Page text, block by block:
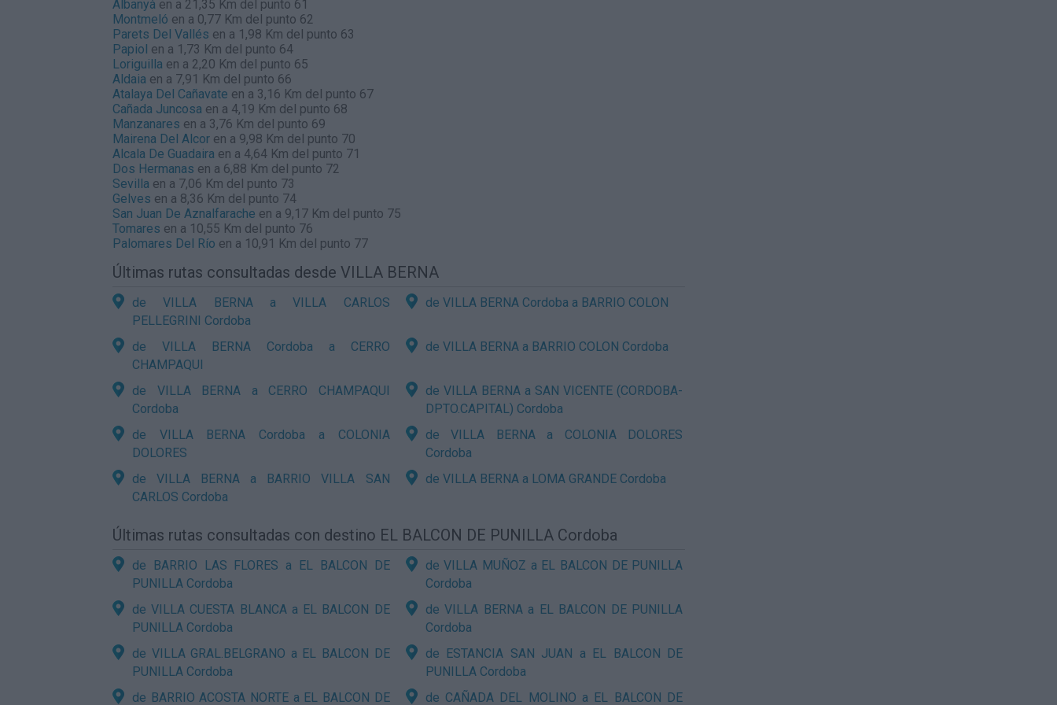
Albanyà en a 21,35 Km del punto 61
Montmeló en a 0,77 Km del punto 62
Parets Del Vallés en a 1,98 Km del punto 63
Papiol en a 1,73 Km del punto 64
Loriguilla en a 2,20 Km del punto 65
Aldaia en a 7,91 Km del punto 66
Atalaya Del Cañavate en a 3,16 Km del punto 67
Cañada Juncosa en a 4,19 Km del punto 68
Manzanares en a 3,76 Km del punto 69
Mairena Del Alcor en a 9,98 Km del punto 70
Alcala De Guadaira en a 4,64 Km del punto 71
Dos Hermanas en a 6,88 Km del punto 72
Sevilla en a 7,06 Km del punto 73
Gelves en a 8,36 Km del punto 74
San Juan De Aznalfarache en a 9,17 Km del punto 75
Tomares en a 10,55 Km del punto 76
Palomares Del Río en a 10,91 Km del punto 77
Últimas rutas consultadas desde VILLA BERNA
de VILLA BERNA a VILLA CARLOS
PELLEGRINI Cordoba
de VILLA BERNA Cordoba a BARRIO COLON
de VILLA BERNA Cordoba a CERRO
CHAMPAQUI
de VILLA BERNA a BARRIO COLON Cordoba
de VILLA BERNA a CERRO CHAMPAQUI
Cordoba
de VILLA BERNA a SAN VICENTE (CORDOBA-
DPTO.CAPITAL) Cordoba
de VILLA BERNA Cordoba a COLONIA
DOLORES
de VILLA BERNA a COLONIA DOLORES
Cordoba
de VILLA BERNA a BARRIO VILLA SAN
CARLOS Cordoba
de VILLA BERNA a LOMA GRANDE Cordoba
Últimas rutas consultadas con destino EL BALCON DE PUNILLA Cordoba
de BARRIO LAS FLORES a EL BALCON DE
PUNILLA Cordoba
de VILLA MUÑOZ a EL BALCON DE PUNILLA
Cordoba
de VILLA CUESTA BLANCA a EL BALCON DE
PUNILLA Cordoba
de VILLA BERNA a EL BALCON DE PUNILLA
Cordoba
de VILLA GRAL.BELGRANO a EL BALCON DE
PUNILLA Cordoba
de ESTANCIA SAN JUAN a EL BALCON DE
PUNILLA Cordoba
de BARRIO ACOSTA NORTE a EL BALCON DE
de CAÑADA DEL MOLINO a EL BALCON DE